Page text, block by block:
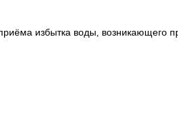
избытка воды, возникающего